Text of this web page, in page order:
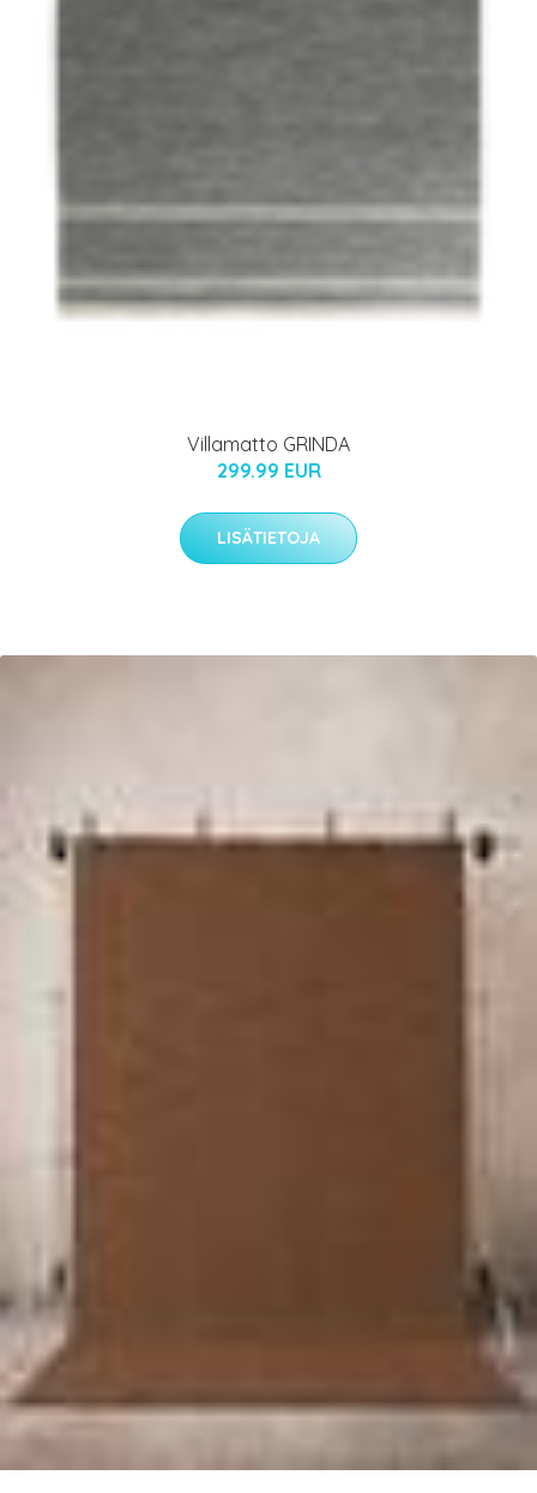
Villamatto GRINDA
299.99 EUR
LISÄTIETOJA